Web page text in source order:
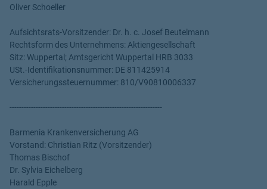
Oliver Schoeller
Aufsichtsrats-Vorsitzender: Dr. h. c. Josef Beutelmann
Rechtsform des Unternehmens: Aktiengesellschaft
Sitz: Wuppertal; Amtsgericht Wuppertal HRB 3033
USt.-Identifikationsnummer: DE 811425914
Versicherungssteuernummer: 810/V90810006337
----------------------------------------------------------------
Barmenia Krankenversicherung AG
Vorstand: Christian Ritz (Vorsitzender)
Thomas Bischof
Dr. Sylvia Eichelberg
Harald Epple